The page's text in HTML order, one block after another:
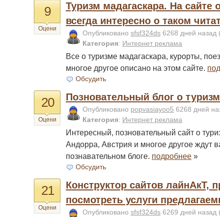
9
Оцени
Туризм мадагаскара. На сайте
всегда интересно о таком
Опубликовано sfsf324ds 6268 дней назад
Категория: Интернет реклама
Все о туризме мадагаскара, курорты,
многое другое описано на этом сайте.
Обсудить
20
Оцени
Позновательный блог о
Опубликовано popvasiayoo5 6268 дней
Категория: Интернет реклама
Интересный, позновательный сайт о
Андорра, Австрия и многое другое ждут
познавательном блоге. подробнее »
Обсудить
21
Оцени
Конструктор сайтов лайнАкТ,
посмотреть услуги
Опубликовано sfsf324ds 6269 дней назад